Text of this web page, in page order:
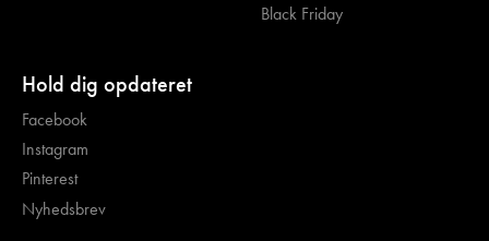
Black Friday
Hold dig opdateret
Facebook
Instagram
Pinterest
Nyhedsbrev